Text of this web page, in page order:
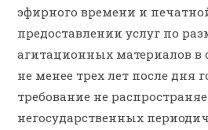
эфирного времени и
предоставлении услуг по
агитационных материалов в
не менее трех лет после дня
требование не
негосударственных